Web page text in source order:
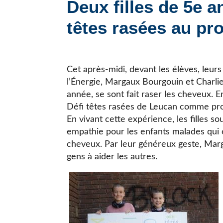
JE CHERCHE UNE ÉCOLE
Deux filles de 5e
têtes rasées au
Cet après-midi, devant les élèves,
l’Énergie, Margaux Bourgouin et
année, se sont fait raser les cheveux.
Défi têtes rasées de Leucan comme
En vivant cette expérience, les filles
empathie pour les enfants malades
cheveux. Par leur généreux geste,
gens à aider les autres.